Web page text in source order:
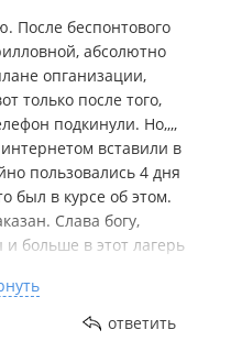
детского лагеря под
кредит в 3 млн на
из которого на
заработает в августе.
лагеря эвакуировали на
После беспонтового
абсолютно
опганизации,
только после того,
подкинули. Но,,,,
вставили в
пользовались 4 дня
был в курсе об этом.
Слава богу,
и больше в этот лагерь
нечего, учитывая. Что
сыну не понравилось,
привелегии. На счет
ответить